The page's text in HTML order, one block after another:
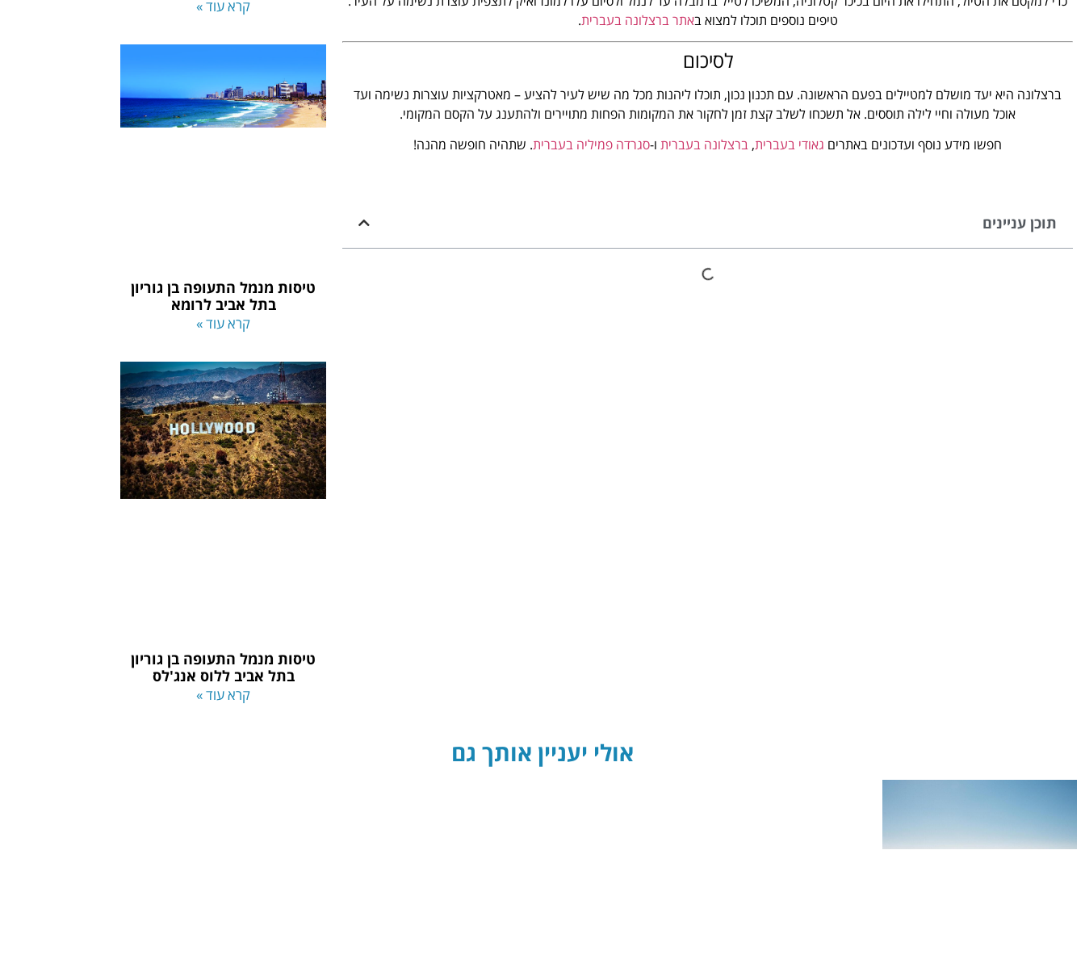
טיפים נוספים תוכלו למצוא באתר ברצלונה בעברית.
לסיכום
ברצלונה היא יעד מושלם למטיילים בפעם הראשונה. עם תכנון נכון, תוכלו ליהנות מכל מה שיש לעיר להציע – מאטרקציות עוצרות נשימה ועד
אוכל מעולה וחיי לילה תוססים. אל תשכחו לשלב קצת זמן לחקור את המקומות הפחות מתויירים ולהתענג על הקסם המקומי.
חפשו מידע נוסף ועדכונים באתרים גאודי בעברית, ברצלונה בעבריתו-סגרדה פמיליה בעברית. שתהיה חופשה מהנה!
תוכן עניינים
קרא עוד »
טיסות מנמל התעופה בן גוריון
בתל אביב לרומא
קרא עוד »
טיסות מנמל התעופה בן גוריון
בתל אביב ללוס אנג'לס
קרא עוד »
אולי יעניין אותך גם